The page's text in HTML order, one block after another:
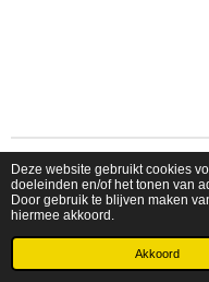
Deze website gebruikt cookies
doeleinden en/of het tonen van
Door gebruik te blijven maken
hiermee akkoord.
Akkoord
© 2026 shopfriendsfoes